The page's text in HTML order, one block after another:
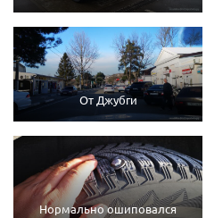
От Джубги
Нормально ошиповался